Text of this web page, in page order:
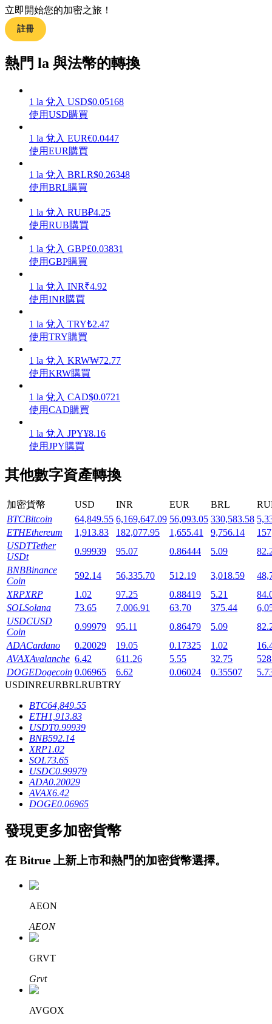
理財
增值寶
使您的資產穩定增值
機槍池
一鍵質押鎖定高收益
活期質押獲得熱門資產
輕鬆獲得多重福利
借貸寶
借貸數字貨幣，及時且安全的服務
定投理财
享受活期理財及長期收益
立即開始您的加密之旅！
註冊
熱門 la 與法幣的轉換
1 la 兌入 USD$0.05168
使用USD購買
1 la 兌入 EUR€0.0447
使用EUR購買
1 la 兌入 BRLR$0.26348
使用BRL購買
1 la 兌入 RUB₽4.25
使用RUB購買
1 la 兌入 GBP£0.03831
使用GBP購買
1 la 兌入 INR₹4.92
使用INR購買
1 la 兌入 TRY₺2.47
使用TRY購買
1 la 兌入 KRW₩72.77
使用KRW購買
1 la 兌入 CAD$0.0721
使用CAD購買
1 la 兌入 JPY¥8.16
使用JPY購買
其他數字資產轉換
加密貨幣 USD INR EUR BRL
BTCBitcoin 64,849.55 6,169,647.09 56,093.05 330,583.58
ETHEthereum 1,913.83 182,077.95 1,655.41 9,756.14
USDTTether
USDt
0.99939 95.07 0.86444 5.09
BNBBinance
Coin
592.14 56,335.70 512.19 3,018.59
XRPXRP 1.02 97.25 0.88419 5.21
SOLSolana 73.65 7,006.91 63.70 375.44
USDCUSD
Coin
0.99979 95.11 0.86479 5.09
ADACardano 0.20029 19.05 0.17325 1.02
AVAXAvalanche 6.42 611.26 5.55 32.75
DOGEDogecoin 0.06965 6.62 0.06024 0.35507
USDINREURBRLRUBTRY
BTC64,849.55
ETH1,913.83
USDT0.99939
BNB592.14
XRP1.02
SOL73.65
USDC0.99979
ADA0.20029
AVAX6.42
DOGE0.06965
發現更多加密貨幣
在 Bitrue 上新上市和熱門的加密貨幣選擇。
AEON
AEON
GRVT
Grvt
AVGOX